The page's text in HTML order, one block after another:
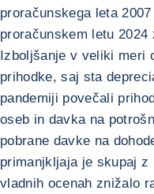
proračunskega leta
proračunskem letu
Izboljšanje v veliki meri
prihodke, saj sta
pandemiji povečali
oseb in davka na
pobrane davke na
primanjkljaja je skupaj z
vladnih ocenah znižalo